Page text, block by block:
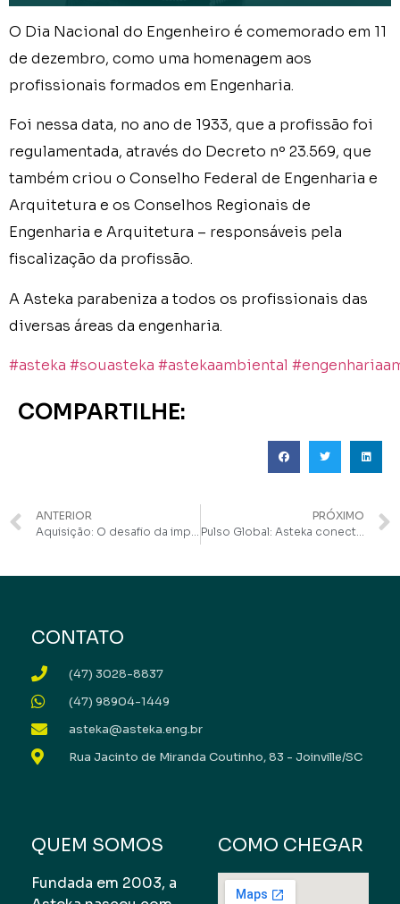
O Dia Nacional do Engenheiro é comemorado em 11
de dezembro, como uma homenagem aos
profissionais formados em Engenharia.
Foi nessa data, no ano de 1933, que a profissão foi
regulamentada, através do Decreto nº 23.569, que
também criou o Conselho Federal de Engenharia e
Arquitetura e os Conselhos Regionais de
Engenharia e Arquitetura – responsáveis pela
fiscalização da profissão.
A Asteka parabeniza a todos os profissionais das
diversas áreas da engenharia.
#asteka #souasteka #astekaambiental
COMPARTILHE:
ANTERIOR
Aquisição: O desafio da implantação de infraestruturas de telecomunicações
PRÓXIMO
Pulso Global: Asteka conectada com o futuro da descarbonização
CONTATO
(47) 3028-8837
(47) 98904-1449
asteka@asteka.eng.br
Rua Jacinto de Miranda Coutinho, 83 - Joinville/SC
QUEM SOMOS
Fundada em 2003, a
COMO CHEGAR